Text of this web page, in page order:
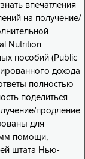
впечатления
на получение/
Nutrition
пособий (Public
дохода
полностью
поделиться
продление
для
помощи,
штата Нью-